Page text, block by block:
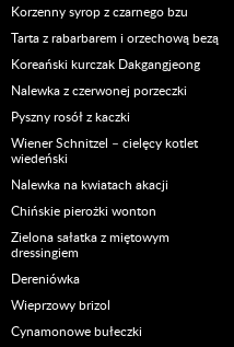
Korzenny syrop z czarnego bzu
Tarta z rabarbarem i orzechową bezą
Koreański kurczak Dakgangjeong
Nalewka z czerwonej porzeczki
Pyszny rosół z kaczki
Wiener Schnitzel – cielęcy kotlet
wiedeński
Nalewka na kwiatach akacji
Chińskie pierożki wonton
Zielona sałatka z miętowym
dressingiem
Dereniówka
Wieprzowy brizol
Cynamonowe bułeczki